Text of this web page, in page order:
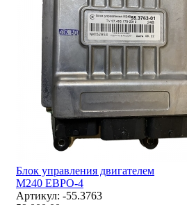
Блок управления двигателем
М240 ЕВРО-4
Артикул: -55.3763